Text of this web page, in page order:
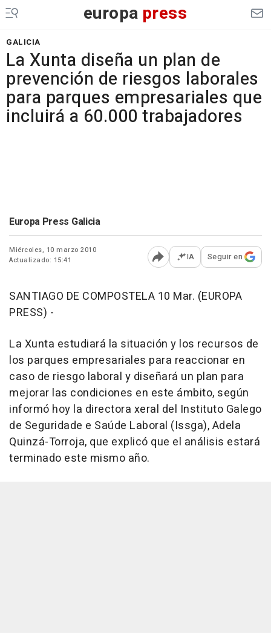
europa press
GALICIA
La Xunta diseña un plan de
prevención de riesgos laborales
para parques empresariales que
incluirá a 60.000 trabajadores
Europa Press Galicia
Miércoles, 10 marzo 2010
Actualizado: 15:41
Abrir opciones para
IA Seguir en
SANTIAGO DE COMPOSTELA 10 Mar. (EUROPA
PRESS) -
La Xunta estudiará la situación y los recursos de
los parques empresariales para reaccionar en
caso de riesgo laboral y diseñará un plan para
mejorar las condiciones en este ámbito, según
informó hoy la directora xeral del Instituto Galego
de Seguridade e Saúde Laboral (Issga), Adela
Quinzá-Torroja, que explicó que el análisis estará
terminado este mismo año.